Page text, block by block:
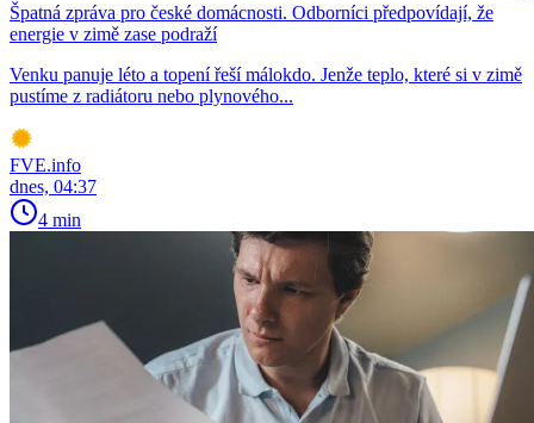
Špatná zpráva pro české domácnosti. Odborníci předpovídají, že
energie v zimě zase podraží
Venku panuje léto a topení řeší málokdo. Jenže teplo, které si v zimě
pustíme z radiátoru nebo plynového...
FVE.info
dnes, 04:37
4 min